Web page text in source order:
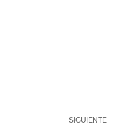
SIGUIENTE